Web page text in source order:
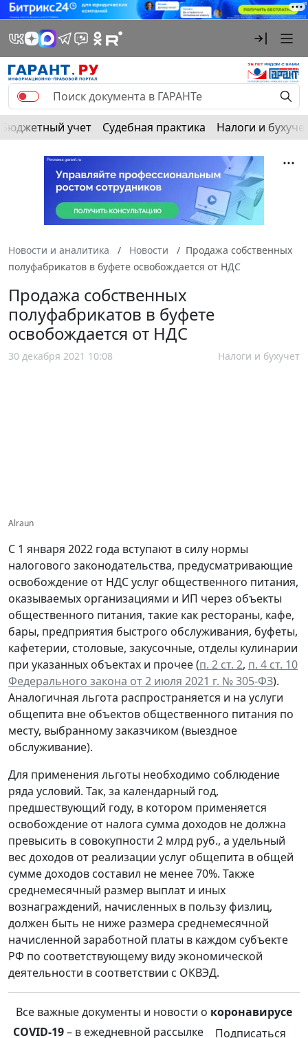
Бюджетный учет Судебная практика Налоги и
Новости и аналитика Новости
Продажа собственных
полуфабрикатов в буфете освобождается от НДС
Продажа собственных
полуфабрикатов в буфете
освобождается от НДС
30 декабря 2021 10:08 Налоги и бухучет
Alraun
С 1 января 2022 года вступают в силу нормы
налогового законодательства, предусматривающие
освобождение от НДС услуг общественного питания,
оказываемых организациями и ИП через объекты
общественного питания, такие как рестораны, кафе,
бары, предприятия быстрого обслуживания, буфеты,
кафетерии, столовые, закусочные, отделы кулинарии
при указанных объектах и прочее (п. 2 ст. 2, п. 4 ст. 10
Федерального закона от 2 июля 2021 г. № 305-ФЗ).
Аналогичная льгота распространяется и на услуги
общепита вне объектов общественного питания по
месту, выбранному заказчиком (выездное
обслуживание).
Для применения льготы необходимо соблюдение
ряда условий. Так, за календарный год,
предшествующий году, в котором применяется
освобождение от налога сумма доходов не должна
превысить в совокупности 2 млрд руб., а удельный
вес доходов от реализации услуг общепита в общей
сумме доходов составил не менее 70%. Также
среднемесячный размер выплат и иных
вознаграждений, начисленных в пользу физлиц,
должен быть не ниже размера среднемесячной
начисленной заработной платы в каждом субъекте
РФ по соответствующему виду экономической
деятельности в соответствии с ОКВЭД.
Все важные документы и новости о коронавирусе
COVID-19– в ежедневной рассылке Подписаться